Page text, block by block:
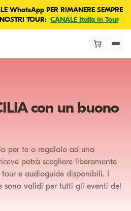
WhatsApp PER RIMANERE SEMPRE
TOUR: CANALE Italia In Tour
con un buono
per te o regalalo ad una
potrà scegliere liberamente
e audioguide disponibili. I
sono validi per tutti gli eventi del